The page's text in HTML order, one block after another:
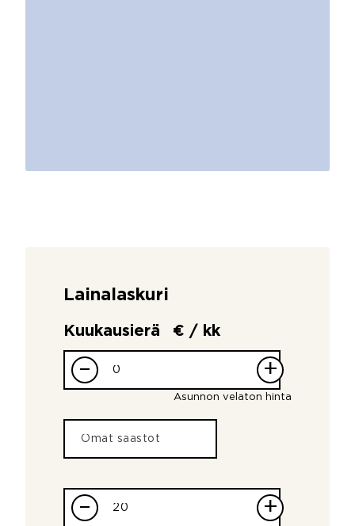
Lainalaskuri
Kuukausierä € / kk
– +
Asunnon velaton hinta
– +